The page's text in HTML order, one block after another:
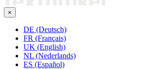
×
DE (Deutsch)
FR (Français)
UK (English)
NL (Nederlands)
ES (Español)